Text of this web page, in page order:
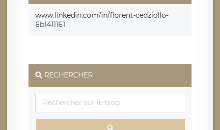
www.linkedin.com/in/florent-cedziollo-
6b1411161
RECHERCHER